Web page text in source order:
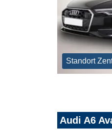
Standort
Audi A6